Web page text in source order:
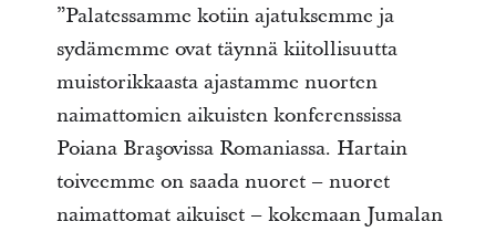
”Palatessamme kotiin ajatuksemme ja
sydämemme ovat täynnä kiitollisuutta
muistorikkaasta ajastamme nuorten
naimattomien aikuisten konferenssissa
Poiana Braşovissa Romaniassa. Hartain
toiveemme on saada nuoret – nuoret
naimattomat aikuiset – kokemaan Jumalan